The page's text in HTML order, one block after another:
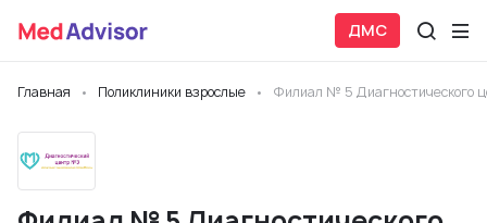
ДМС
Главная Поликлиники взрослые Филиал № 5 Диагностического